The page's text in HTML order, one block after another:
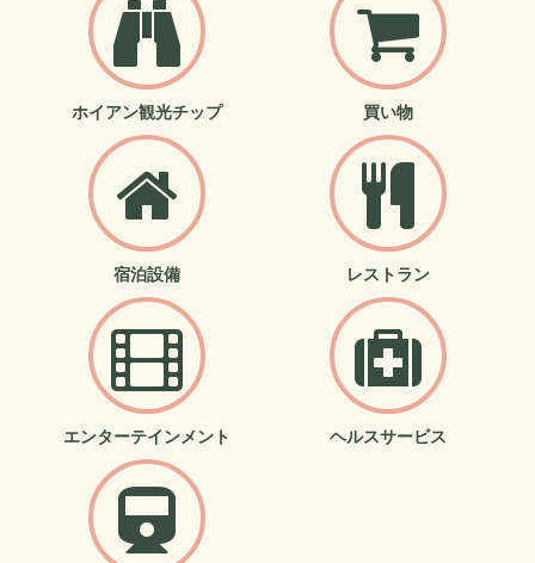
ホイアン観光チップ 買い物
宿泊設備 レストラン
エンターテインメント ヘルスサービス